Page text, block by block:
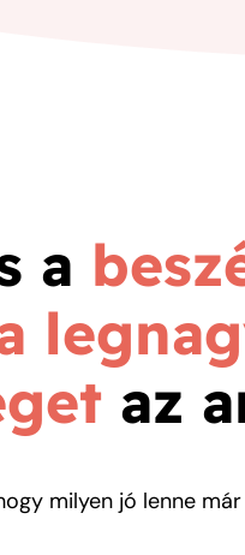
a
az
milyen jó lenne